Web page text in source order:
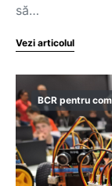
să…
Vezi articolul
BCR pentru